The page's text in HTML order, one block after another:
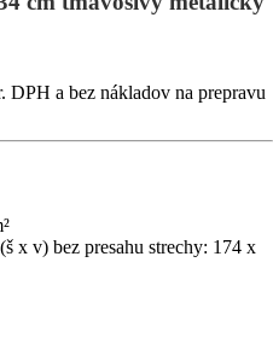
a bez nákladov na prepravu
x v) bez presahu strechy: 174 x